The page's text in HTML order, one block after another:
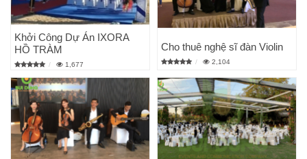
Khởi Công Dự Án IXORA
HỒ TRÀM
1,677
Cho thuê nghệ sĩ đàn Violin
2,104